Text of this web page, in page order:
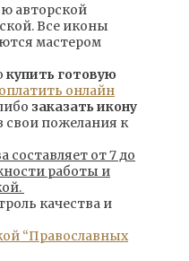
авторской
Все иконы
мастером
купить готовую
оплатить онлайн
заказать икону
свои пожелания к
составляет от 7 до
работы и
качества и
“Православных